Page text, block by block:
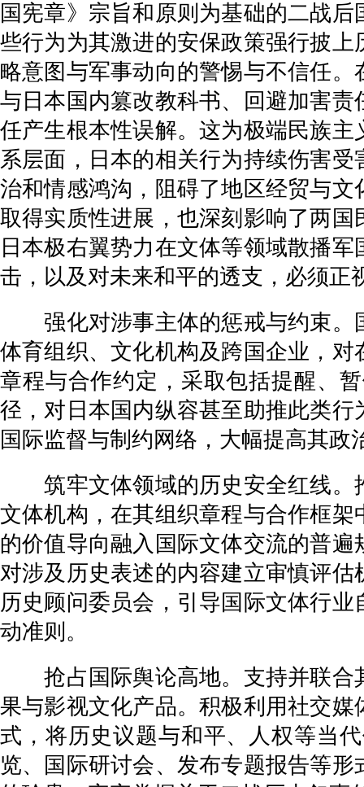
国宪章》宗旨和原则为基础的二战
些行为为其激进的安保政策强行披
略意图与军事动向的警惕与不信任
与日本国内篡改教科书、回避加害
任产生根本性误解。这为极端民族
系层面，日本的相关行为持续伤害
治和情感鸿沟，阻碍了地区经贸与
取得实质性进展，也深刻影响了两
日本极右翼势力在文体等领域散播
击，以及对未来和平的透支，必须正
强化对涉事主体的惩戒与约束。
体育组织、文化机构及跨国企业，
章程与合作约定，采取包括提醒、
径，对日本国内纵容甚至助推此类
国际监督与制约网络，大幅提高其政
筑牢文体领域的历史安全红线。
文体机构，在其组织章程与合作框
的价值导向融入国际文体交流的普
对涉及历史表述的内容建立审慎评
历史顾问委员会，引导国际文体行
动准则。
抢占国际舆论高地。支持并联合
果与影视文化产品。积极利用社交
式，将历史议题与和平、人权等当
览、国际研讨会、发布专题报告等